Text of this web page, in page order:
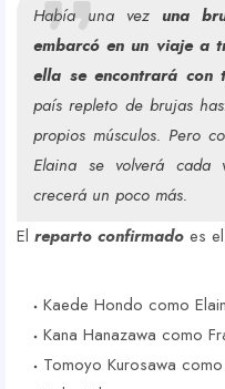
Había una vez una
embarcó en un viaje a
ella se encontrará con
país repleto de brujas
propios músculos. Pero
Elaina se volverá cada
crecerá un poco más.
El reparto confirmado es
Kaede Hondo como
Kana Hanazawa como
Tomoyo Kurosawa